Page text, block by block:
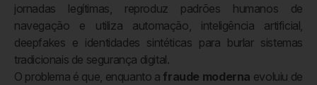
jornadas legítimas, reproduz padrões humanos de
navegação e utiliza automação, inteligência artificial,
deepfakes e identidades sintéticas para burlar sistemas
tradicionais de segurança digital.
O problema é que, enquanto a fraude moderna evoluiu de